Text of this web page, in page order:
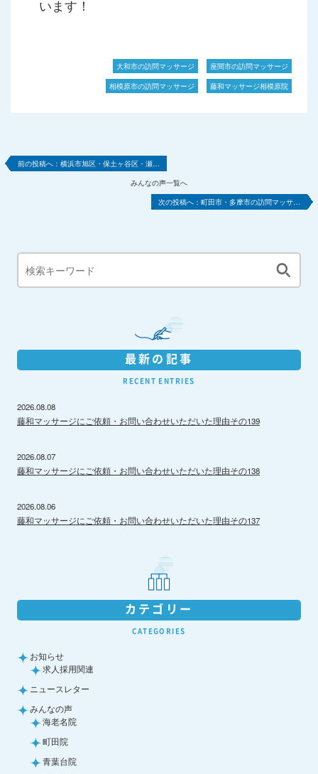
います！
大和市の訪問マッサージ
座間市の訪問マッサージ
相模原市の訪問マッサージ
藤和マッサージ相模原院
横浜市旭区・保土ヶ谷区・瀬…
みんなの声一覧へ
町田市・多摩市の訪問マッサ…
最新の記事
RECENT ENTRIES
2026.08.08
藤和マッサージにご依頼・お問い合わせいただいた理由その139
2026.08.07
藤和マッサージにご依頼・お問い合わせいただいた理由その138
2026.08.06
藤和マッサージにご依頼・お問い合わせいただいた理由その137
カテゴリー
CATEGORIES
お知らせ
求人採用関連
ニュースレター
みんなの声
海老名院
町田院
青葉台院